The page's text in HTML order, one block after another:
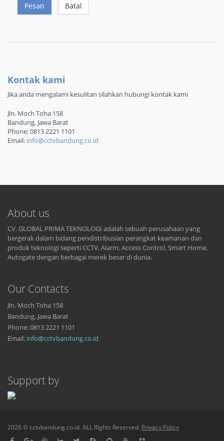
Pesan Batal
Kontak kami
Jika anda mengalami kesulitan silahkan hubungi kontak kami
Jln. Moch Toha 158
Bandung, Jawa Barat
Phone: 0813 2221 1101
Email: info@cctvbandung.co.id
About us
CV. GLOBAL PRIMA TEKNOLOGI adalah sebuah perusahaan yang
bergerak dalam bidang pendistribusian perangkat keamanan dan
produk teknologi seperti CCTV, Alarm, Access Control, Smart Home,
Autogate dengan berbagai merek besar di dunia.
Our Contacts
Jln. Moch Toha 158
Bandung, Jawa Barat
Phone: 0813 2221 1101
Email: info@cctvbandung.co.id
Support by
2026 © cctvbandung.co.id. ALL Rights Reserved. Privacy Policy